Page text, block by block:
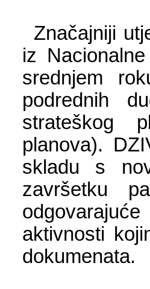
Značajniji
iz
srednjem
podrednih
strateškog
planova).
skladu s
završetku
aktivnosti
dokumenata.